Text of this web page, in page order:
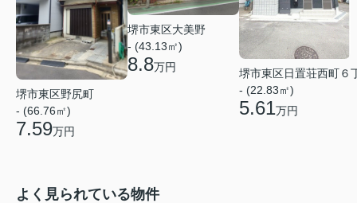
堺市東区野尻町
- (66.76㎡)
7.59万円
堺市東区大美野
- (43.13㎡)
8.8万円
堺市東区日置荘西町６
- (22.83㎡)
5.61万円
よく見られている物件